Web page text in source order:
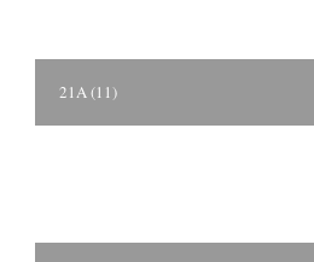
21A (11)